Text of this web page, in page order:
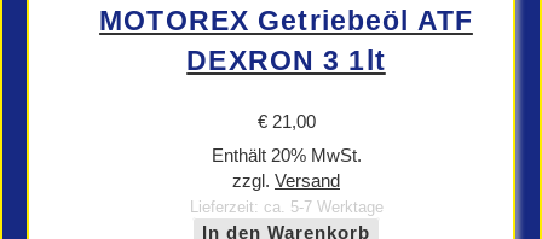
MOTOREX Getriebeöl ATF
DEXRON 3 1lt
€21,00
Enthält 20% MwSt.
zzgl. Versand
Lieferzeit: ca. 5-7 Werktage
In den Warenkorb